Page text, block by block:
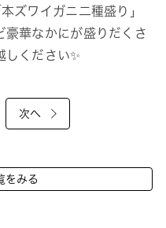
ズワイガニ二種盛り」
豪華なかにが盛りだくさ
しください✨
次へ
をみる